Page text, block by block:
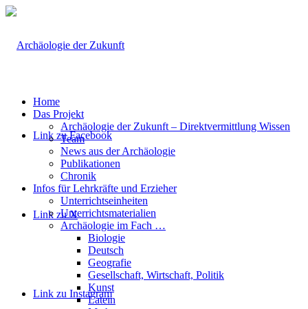
Link zu Facebook
Link zu X
Link zu Instagram
Home
Das Projekt
Archäologie der Zukunft – Direktvermittlung Wissen
Team
News aus der Archäologie
Publikationen
Chronik
Infos für Lehrkräfte und Erzieher
Unterrichtseinheiten
Unterrichtsmaterialien
Archäologie im Fach …
Biologie
Deutsch
Geografie
Gesellschaft, Wirtschaft, Politik
Kunst
Latein